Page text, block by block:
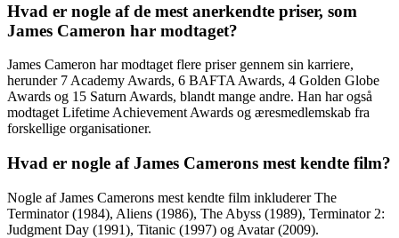
Hvad er nogle af de mest anerkendte priser, som
James Cameron har modtaget?
James Cameron har modtaget flere priser gennem sin karriere,
herunder 7 Academy Awards, 6 BAFTA Awards, 4 Golden Globe
Awards og 15 Saturn Awards, blandt mange andre. Han har også
modtaget Lifetime Achievement Awards og æresmedlemskab fra
forskellige organisationer.
Hvad er nogle af James Camerons mest kendte film?
Nogle af James Camerons mest kendte film inkluderer The
Terminator (1984), Aliens (1986), The Abyss (1989), Terminator 2:
Judgment Day (1991), Titanic (1997) og Avatar (2009).